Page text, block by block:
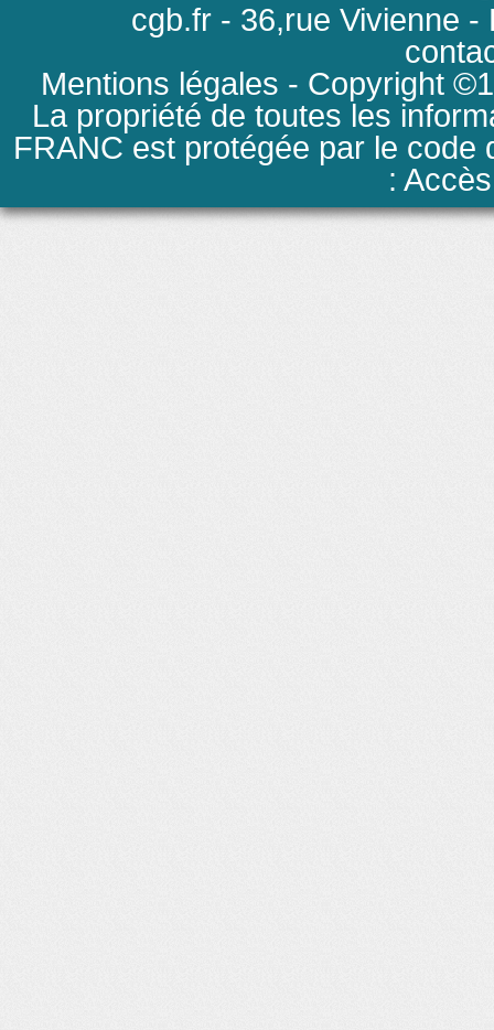
cgb.fr - 36,rue Vivienne -
Mentions légales - Copyright
La propriété de toutes les
FRANC est protégée par le code
: